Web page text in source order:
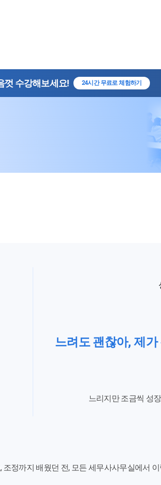
껏 수강해보세요! 24시간 무료로 체험하기
느려도 괜찮아, 제
느리지만 조금씩 성
정까지 배웠던 전, 모든 세무사사무실에서